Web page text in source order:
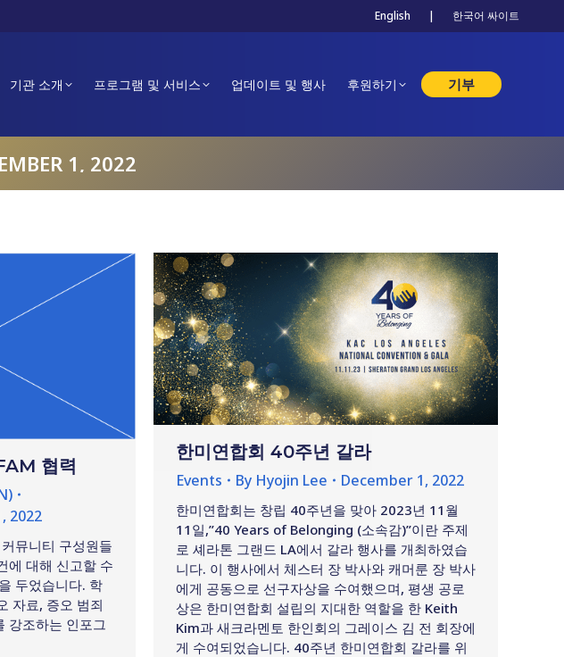
English | 한국어 싸이트
기관 소개 프로그램 및 서비스 업데이트 및 행사 후원하기 기부
1, 2022
협력
2022
뮤니티 구성원들
에 대해 신고할 수
두었습니다. 학
자료, 증오 범죄
강조하는 인포그
한미연합회 40주년 갈라
Events By Hyojin Lee December 1, 2022
한미연합회는 창립 40주년을 맞아 2023년 11월
11일,”40 Years of Belonging (소속감)”이란 주제
로 셰라톤 그랜드 LA에서 갈라 행사를 개최하였습
니다. 이 행사에서 체스터 장 박사와 캐머룬 장 박사
에게 공동으로 선구자상을 수여했으며, 평생 공로
상은 한미연합회 설립의 지대한 역할을 한 Keith
Kim과 새크라멘토 한인회의 그레이스 김 전 회장에
게 수여되었습니다. 40주년 한미연합회 갈라를 위